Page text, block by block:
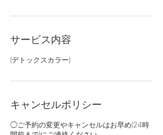
サービス内容
(デトックスカラー)
キャンセルポリシー
◯ご予約の変更やキャンセルはお早め(24時